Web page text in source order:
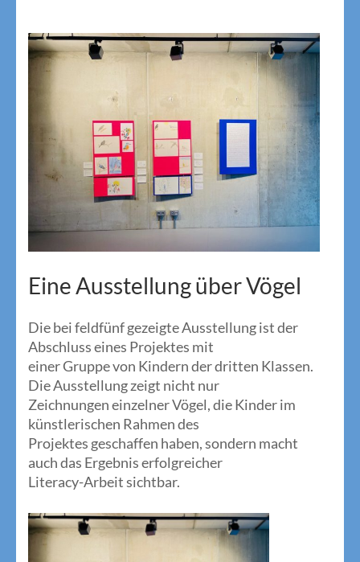
Eine Ausstellung über Vögel
Die bei feldfünf gezeigte Ausstellung ist der
Abschluss eines Projektes mit
einer Gruppe von Kindern der dritten Klassen.
Die Ausstellung zeigt nicht nur
Zeichnungen einzelner Vögel, die Kinder im
künstlerischen Rahmen des
Projektes geschaffen haben, sondern macht
auch das Ergebnis erfolgreicher
Literacy-Arbeit sichtbar.